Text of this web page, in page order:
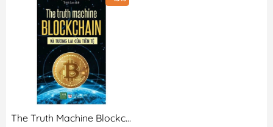
The Truth Machine Blockchain Và Tương Lai Của Tiền Tệ